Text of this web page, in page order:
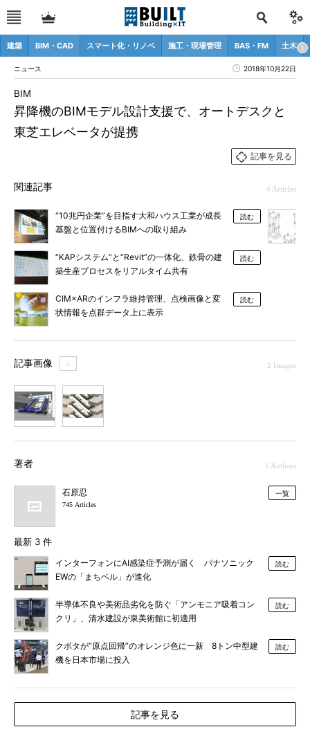
建築 BIM・CAD スマート化・リノベ 施工・現場管理 BAS・FM 土木
ニュース 2018年10月22日
昇降機のBIMモデル設計支援で、オートデスクと
東芝エレベータが提携
BIM
記事を見る
関連記事 4 Articles
“10兆円企業”を目指す大和ハウス工業が成長
基盤と位置付けるBIMへの取り組み
読む
“KAPシステム”と“Revit”の一体化、鉄骨の建
築生産プロセスをリアルタイム共有
読む
CIM×ARのインフラ維持管理、点検画像と変
状情報を点群データ上に表示
読む
記事画像 ＋ 2 Images
著者 1 Authors
石原忍
745 Articles
一覧
最新 3 件
インターフォンにAI感染症予測が届く パナソニック
EWの「まちベル」が進化
読む
半導体不良や美術品劣化を防ぐ「アンモニア吸着コン
クリ」、清水建設が泉美術館に初適用
読む
クボタが“原点回帰”のオレンジ色に一新 8トン中型建
機を日本市場に投入
読む
記事を見る